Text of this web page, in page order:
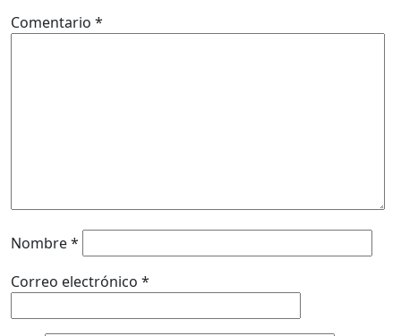
Comentario *
Nombre*
Correo electrónico *